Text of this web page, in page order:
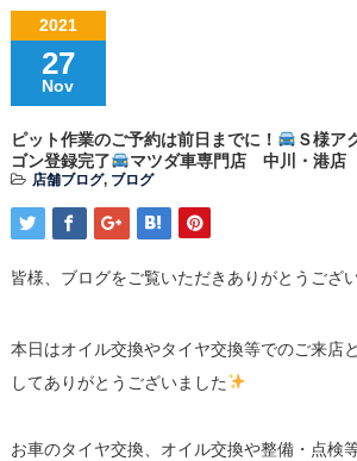
2021
27
Nov
ピット作業のご予約は前日までに！
Ｓ様ア
ゴン登録完了
マツダ車専門店 中川・港店
店舗ブログ, ブログ
皆様、ブログをご覧いただきありがとうござ
本日はオイル交換やタイヤ交換等でのご来店
してありがとうございました
お車のタイヤ交換、オイル交換や整備・点検